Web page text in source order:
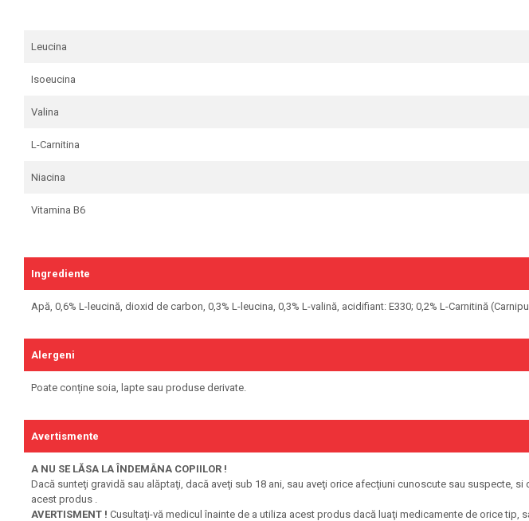
Scitec
Scivation
Swanson
Vitargo
Zenana
Leucina
Isoeucina
Valina
L-Carnitina
Niacina
Vitamina B6
Ingrediente
Apă, 0,6% L-leucină, dioxid de carbon, 0,3% L-leucina, 0,3% L-valină, acidifiant: E330; 0,2% L-Carnitină
Alergeni
Poate conține soia, lapte sau produse derivate.
Avertismente
A NU SE LĂSA LA ÎNDEMÂNA COPIILOR !
Dacă sunteţi gravidă sau alăptaţi, dacă aveţi sub 18 ani, sau aveţi orice afecţiuni cunoscute sau suspecte,
acest produs .
AVERTISMENT ! Cusultaţi-vă medicul înainte de a utiliza acest produs dacă luaţi medicamente de orice tip,